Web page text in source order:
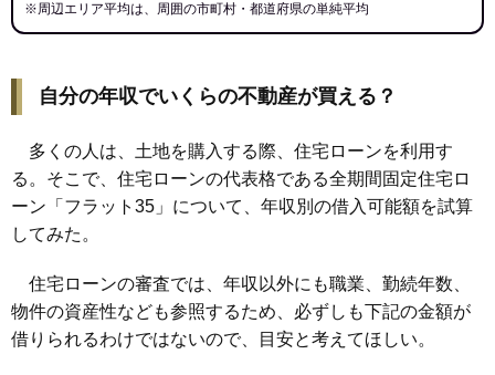
※周辺エリア平均は、周囲の市町村・都道府県の単純平均
自分の年収でいくらの不動産が買える？
多くの人は、土地を購入する際、住宅ローンを利用す
る。そこで、住宅ローンの代表格である全期間固定住宅ロ
ーン「フラット35」について、年収別の借入可能額を試算
してみた。
住宅ローンの審査では、年収以外にも職業、勤続年数、
物件の資産性なども参照するため、必ずしも下記の金額が
借りられるわけではないので、目安と考えてほしい。